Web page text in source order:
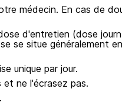
médecin. En cas de
d'entretien (dose
se situe généralement
unique par jour.
et ne l'écrasez pas.